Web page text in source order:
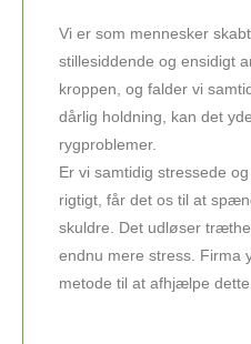
Vi er som mennesker
stillesiddende og ensidigt
kroppen, og falder vi
dårlig holdning, kan det
rygproblemer.
Er vi samtidig stressede
rigtigt, får det os til at
skuldre. Det udløser
endnu mere stress. Firma
metode til at afhjælpe